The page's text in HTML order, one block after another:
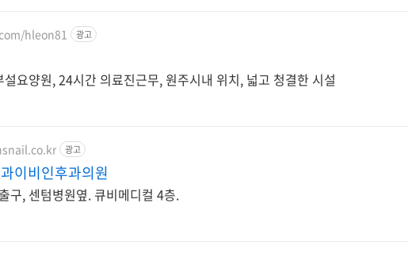
hleon81 광고
요양원, 24시간 의료진근무, 원주시내 위치, 넓고 청결한 시설
광고
이비인후과의원
구, 센텀병원옆. 큐비메디컬 4층.